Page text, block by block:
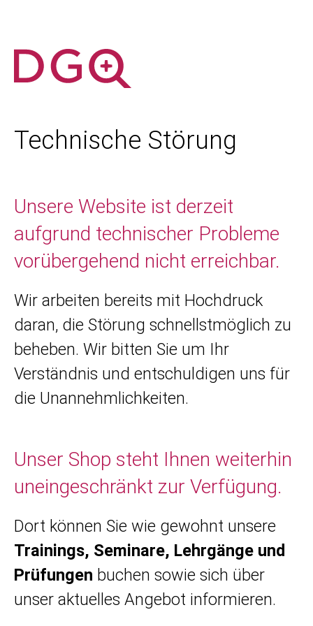
Technische Störung
Unsere Website ist derzeit
aufgrund technischer Probleme
vorübergehend nicht erreichbar.
Wir arbeiten bereits mit Hochdruck
daran, die Störung schnellstmöglich zu
beheben. Wir bitten Sie um Ihr
Verständnis und entschuldigen uns für
die Unannehmlichkeiten.
Unser Shop steht Ihnen weiterhin
uneingeschränkt zur Verfügung.
Dort können Sie wie gewohnt unsere
Trainings, Seminare, Lehrgänge und
Prüfungen buchen sowie sich über
unser aktuelles Angebot informieren.